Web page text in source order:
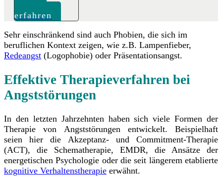
erfahren
Sehr einschränkend sind auch Phobien, die sich im
beruflichen Kontext zeigen, wie z.B. Lampenfieber,
Redeangst (Logophobie) oder Präsentationsangst.
Effektive Therapieverfahren bei
Angststörungen
In den letzten Jahrzehnten haben sich viele Formen der
Therapie von Angststörungen entwickelt. Beispielhaft
seien hier die Akzeptanz- und Commitment-Therapie
(ACT), die Schematherapie, EMDR, die Ansätze der
energetischen Psychologie oder die seit längerem etablierte
kognitive Verhaltenstherapie erwähnt.